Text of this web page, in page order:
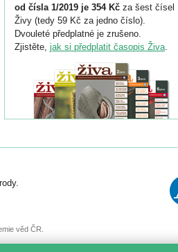
od čísla 1/2019 je 354 Kč za šest čísel
Živy (tedy 59 Kč za jedno číslo).
Dvouleté předplatné je zrušeno.
Zjistěte, jak si předplatit časopis Živa.
věd ČR.